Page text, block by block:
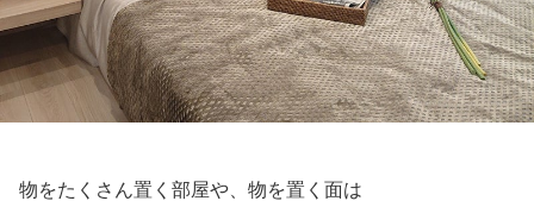
物をたくさん置く部屋や、物を置く面は